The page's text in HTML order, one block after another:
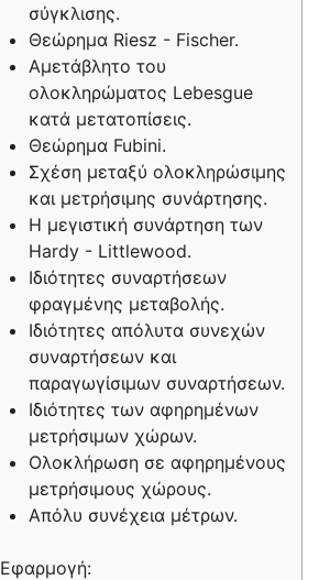
σύγκλισης.
Θεώρημα Riesz - Fischer.
Αμετάβλητο του
ολοκληρώματος Lebesgue
κατά μετατοπίσεις.
Θεώρημα Fubini.
Σχέση μεταξύ ολοκληρώσιμης
και μετρήσιμης συνάρτησης.
Η μεγιστική συνάρτηση των
Hardy - Littlewood.
Ιδιότητες συναρτήσεων
φραγμένης μεταβολής.
Ιδιότητες απόλυτα συνεχών
συναρτήσεων και
παραγωγίσιμων συναρτήσεων.
Ιδιότητες των αφηρημένων
μετρήσιμων χώρων.
Ολοκλήρωση σε αφηρημένους
μετρήσιμους χώρους.
Απόλυ συνέχεια μέτρων.
Εφαρμογή: